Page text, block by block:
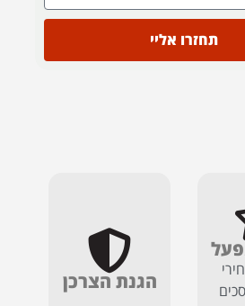
תחזרו אליי
הגנת הצרכן